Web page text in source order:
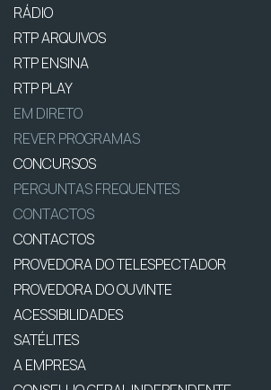
RÁDIO
RTP ARQUIVOS
RTP ENSINA
RTP PLAY
EM DIRETO
REVER PROGRAMAS
CONCURSOS
PERGUNTAS FREQUENTES
CONTACTOS
CONTACTOS
PROVEDORA DO TELESPECTADOR
PROVEDORA DO OUVINTE
ACESSIBILIDADES
SATÉLITES
A EMPRESA